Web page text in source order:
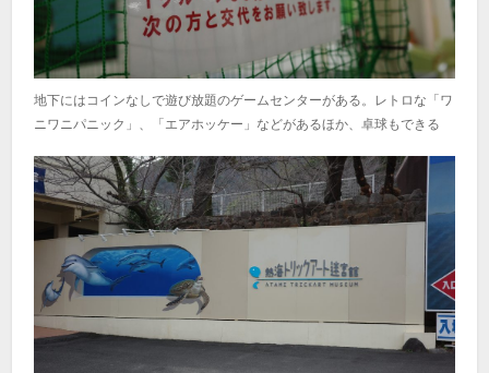
地下にはコインなしで遊び放題のゲームセンターがある。レトロな「ワ
ニワニパニック」、「エアホッケー」などがあるほか、卓球もできる